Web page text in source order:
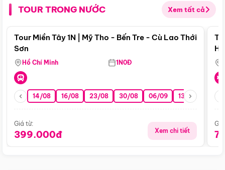
TOUR TRONG NƯỚC Xem tất cả
Điểm nổi bật
Tour Miền Tây 1N | Mỹ Tho - Bến Tre - Cù Lao Thới
Sơn
Hồ Chí Minh 1N0Đ
14/08 16/08 23/08 30/08 06/09 13/09 20/09
Giá từ:
399.000đ Xem chi tiết